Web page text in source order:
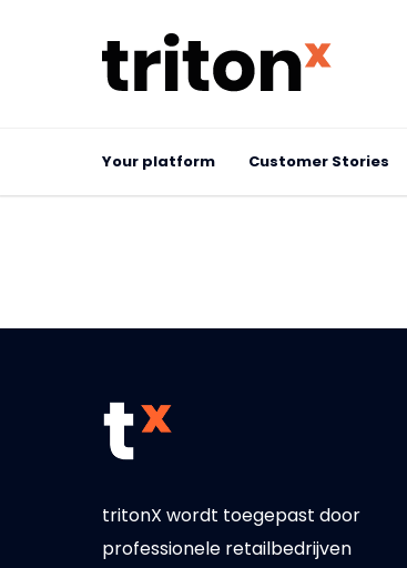
Your platform Customer Stories
tritonX wordt toegepast door
professionele retailbedrijven